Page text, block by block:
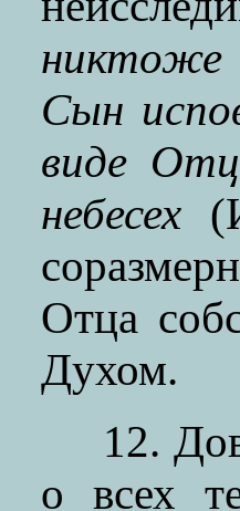
никтоже
Сын
виде
небесех
Отца
Духом.
12.
о всех